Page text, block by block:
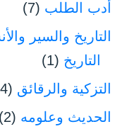
أدب الطلب (7)
التاريخ والسير
التاريخ (1)
التزكية والرقائق (4)
الحديث وعلومه (2)